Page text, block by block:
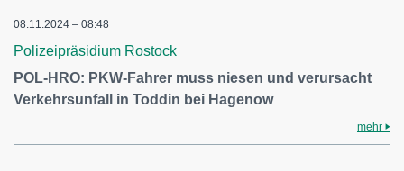
08.11.2024 – 08:48
Polizeipräsidium Rostock
POL-HRO: PKW-Fahrer muss niesen und verursacht
Verkehrsunfall in Toddin bei Hagenow
mehr